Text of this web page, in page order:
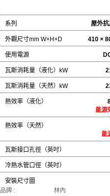
系列 屋外
外觀尺寸mm W×H×D 410 ×
使用電源
瓦斯消耗量（液化）kW
瓦斯消耗量（天然）kW
熱效率（液化）
能源
熱效率（天然）
能
瓦斯接口孔徑（英
冷熱水管口徑（英吋
安裝尺寸圖
品牌 :
林內